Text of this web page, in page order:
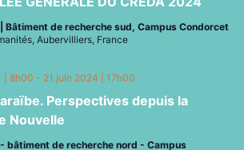
Bâtiment de recherche sud, Campus Condorcet
Aubervilliers, France
Perspectives depuis la
Nouvelle
| 8h00 - 21 juin 2024 | 17h00
bâtiment de recherche nord - Campus